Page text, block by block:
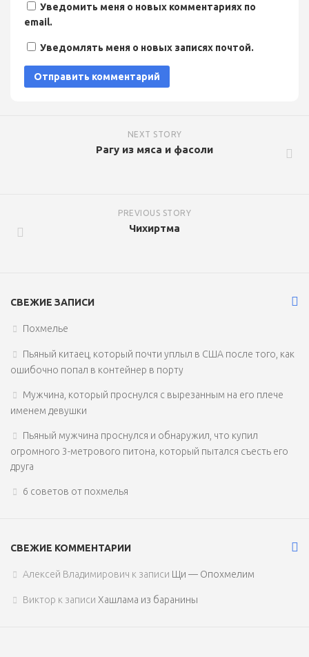
Уведомить меня о новых комментариях по
email.
Уведомлять меня о новых записях почтой.
NEXT STORY
Рагу из мяса и фасоли
PREVIOUS STORY
Чихиртма
СВЕЖИЕ ЗАПИСИ
Похмелье
Пьяный китаец, который почти уплыл в США после того, как
ошибочно попал в контейнер в порту
Мужчина, который проснулся с вырезанным на его плече
именем девушки
Пьяный мужчина проснулся и обнаружил, что купил
огромного 3-метрового питона, который пытался съесть его
друга
6 советов от похмелья
СВЕЖИЕ КОММЕНТАРИИ
Алексей Владимирович к записи Щи — Опохмелим
Виктор к записи Хашлама из баранины